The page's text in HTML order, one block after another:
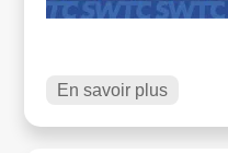
En savoir plus